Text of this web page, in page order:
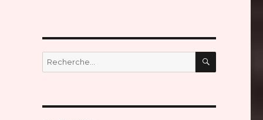
Recherche
pour :